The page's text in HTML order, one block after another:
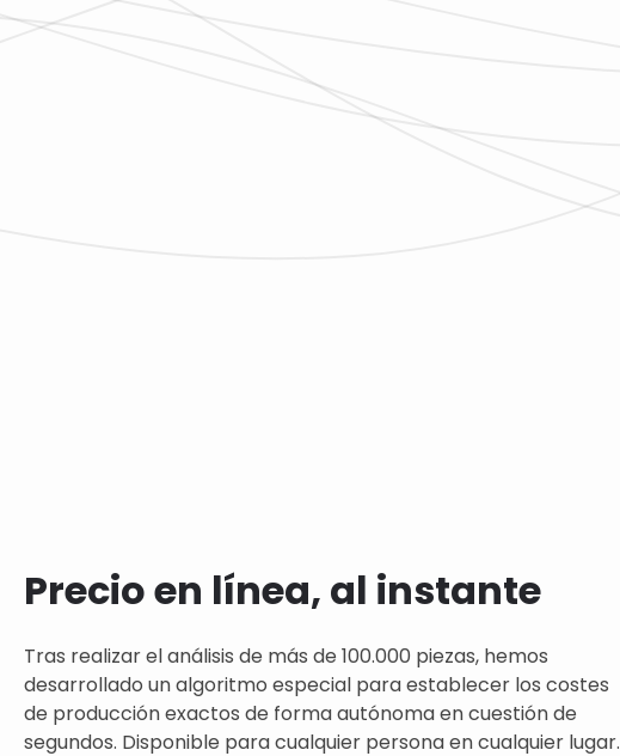
Precio en línea, al instante
Tras realizar el análisis de más de 100.000 piezas, hemos
desarrollado un algoritmo especial para establecer los costes
de producción exactos de forma autónoma en cuestión de
segundos. Disponible para cualquier persona en cualquier lugar.